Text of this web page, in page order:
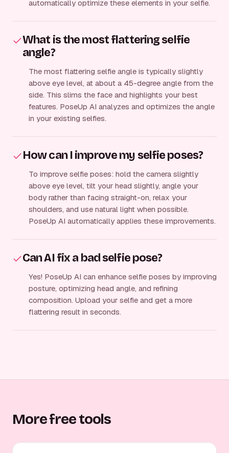
automatically optimize these elements in your selfie.
What is the most flattering selfie
angle?
The most flattering selfie angle is typically slightly
above eye level, at about a 45-degree angle from the
side. This slims the face and highlights your best
features. PoseUp AI analyzes and optimizes the angle
in your existing selfies.
How can I improve my selfie poses?
To improve selfie poses: hold the camera slightly
above eye level, tilt your head slightly, angle your
body rather than facing straight-on, relax your
shoulders, and use natural light when possible.
PoseUp AI automatically applies these improvements.
Can AI fix a bad selfie pose?
Yes! PoseUp AI can enhance selfie poses by improving
posture, optimizing head angle, and refining
composition. Upload your selfie and get a more
flattering result in seconds.
More free tools